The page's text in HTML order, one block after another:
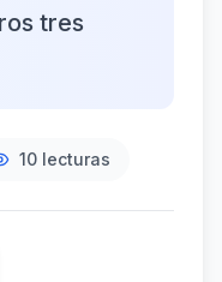
tres
10 lecturas